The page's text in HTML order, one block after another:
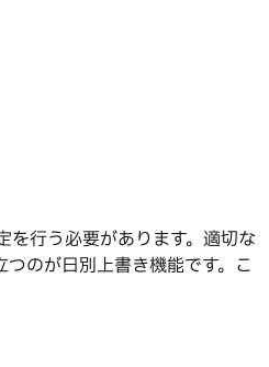
を行う必要があります。適切な
のが日別上書き機能です。こ